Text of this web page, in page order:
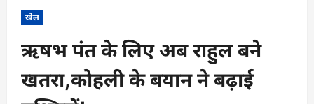
खेल
ऋषभ पंत के लिए अब राहुल बने
खतरा,कोहली के बयान ने बढ़ाई